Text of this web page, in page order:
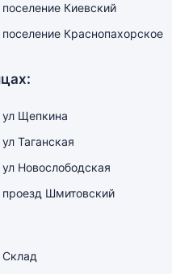
поселение Киевский
поселение Краснопахорское
ул Щепкина
ул Таганская
ул Новослободская
проезд Шмитовский
Склад